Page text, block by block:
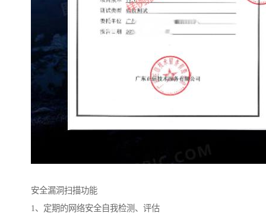
安全漏洞扫描功能
1、定期的网络安全自我检测、评估